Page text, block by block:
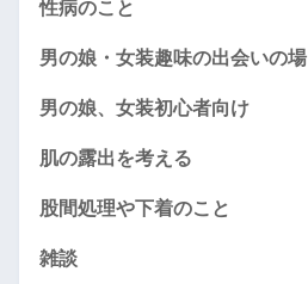
性病のこと
男の娘・女装趣味の出会いの場
男の娘、女装初心者向け
肌の露出を考える
股間処理や下着のこと
雑談